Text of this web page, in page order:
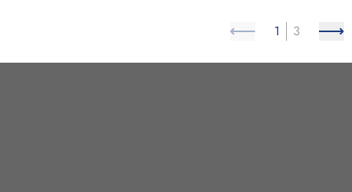
1 3